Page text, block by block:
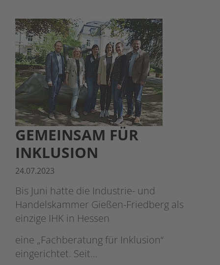
GEMEINSAM FÜR
INKLUSION
24.07.2023
Bis Juni hatte die Industrie- und
Handelskammer Gießen-Friedberg als
einzige IHK in Hessen
eine „Fachberatung für Inklusion“
eingerichtet. Seit…